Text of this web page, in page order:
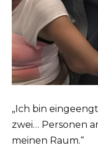
„Ich bin
zwei… Personen
meinen Raum.“